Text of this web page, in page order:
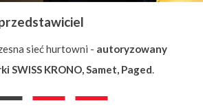
sieć hurtowni - autoryzowany
SWISS KRONO, Samet, Paged
Display Display Display